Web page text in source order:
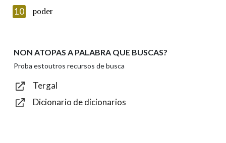
Enviar
10 poder
NON ATOPAS A PALABRA QUE BUSCAS?
Proba estoutros recursos de busca
Tergal
Dicionario de dicionarios